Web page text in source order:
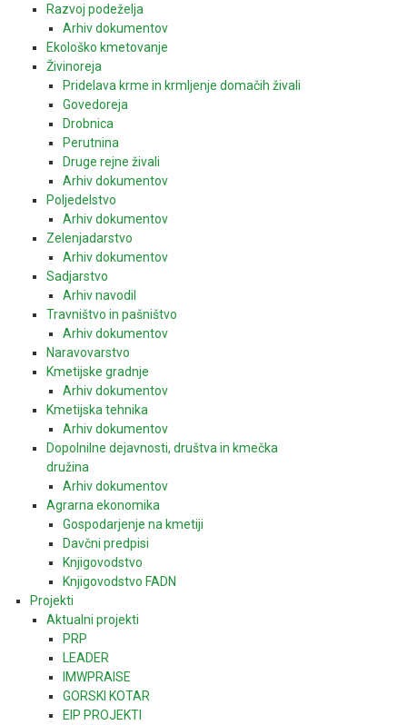
Razvoj podeželja
Arhiv dokumentov
Ekološko kmetovanje
Živinoreja
Pridelava krme in krmljenje domačih živali
Govedoreja
Drobnica
Perutnina
Druge rejne živali
Arhiv dokumentov
Poljedelstvo
Arhiv dokumentov
Zelenjadarstvo
Arhiv dokumentov
Sadjarstvo
Arhiv navodil
Travništvo in pašništvo
Arhiv dokumentov
Naravovarstvo
Kmetijske gradnje
Arhiv dokumentov
Kmetijska tehnika
Arhiv dokumentov
Dopolnilne dejavnosti, društva in kmečka
družina
Arhiv dokumentov
Agrarna ekonomika
Gospodarjenje na kmetiji
Davčni predpisi
Knjigovodstvo
Knjigovodstvo FADN
Projekti
Aktualni projekti
PRP
LEADER
IMWPRAISE
GORSKI KOTAR
EIP PROJEKTI